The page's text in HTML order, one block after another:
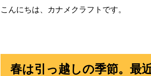
こんにちは、カナメクラフトです。
春は引っ越しの季節。最